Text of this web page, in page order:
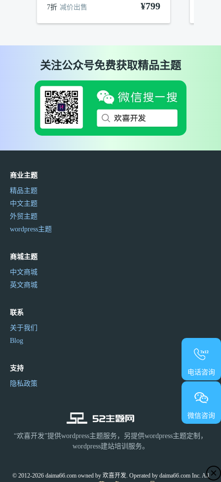
7折 减价出售 ¥799
关注公众号免费获取精品主题
“欢喜开发”提供wordpress主题服务，另提供wordpress主题定制，
wordpress建站培训服务。
商业主题
精品主题
中文主题
外贸主题
wordpress主题
商城主题
中文商城
英文商城
联系
关于我们
Blog
支持
隐私政策
© 2012-2026 daima66.com owned by 欢喜开发. Operated by daima66.com Inc. All
电话咨询
微信咨询